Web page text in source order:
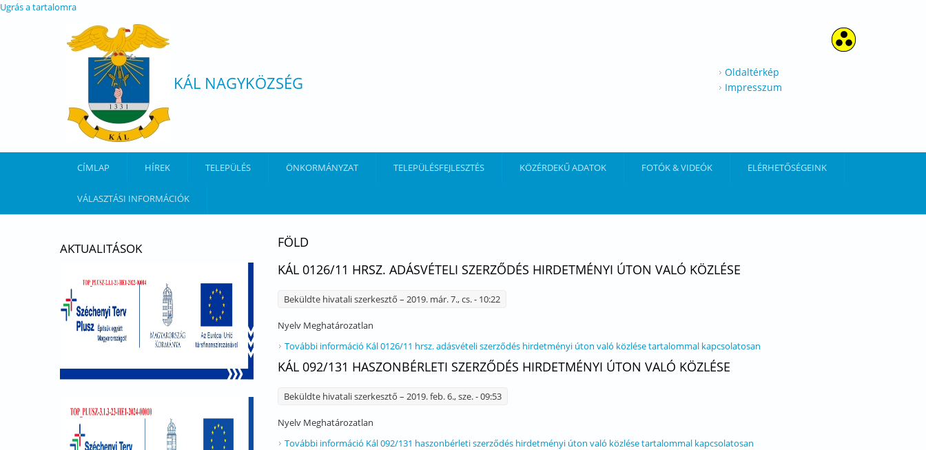
Ugrás a tartalomra
KÁL NAGYKÖZSÉG
Oldaltérkép
Impresszum
CÍMLAP HÍREK TELEPÜLÉS ÖNKORMÁNYZAT TELEPÜLÉSFEJLESZTÉS KÖZÉRDEKŰ ADATOK FOTÓK & VIDEÓK ELÉRHETŐSÉGEINK
VÁLASZTÁSI INFORMÁCIÓK
FÖLD
KÁL 0126/11 HRSZ. ADÁSVÉTELI SZERZŐDÉS HIRDETMÉNYI ÚTON VALÓ KÖZLÉSE
Beküldte hivatali szerkesztő – 2019. már. 7., cs. - 10:22
Nyelv Meghatározatlan
További információ Kál 0126/11 hrsz. adásvételi szerződés hirdetményi úton való közlése tartalommal kapcsolatosan
KÁL 092/131 HASZONBÉRLETI SZERZŐDÉS HIRDETMÉNYI ÚTON VALÓ KÖZLÉSE
Beküldte hivatali szerkesztő – 2019. feb. 6., sze. - 09:53
Nyelv Meghatározatlan
További információ Kál 092/131 haszonbérleti szerződés hirdetményi úton való közlése tartalommal kapcsolatosan
AKTUALITÁSOK